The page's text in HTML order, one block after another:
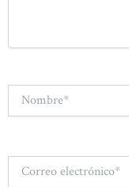
Nombre*
Correo
electrónico*